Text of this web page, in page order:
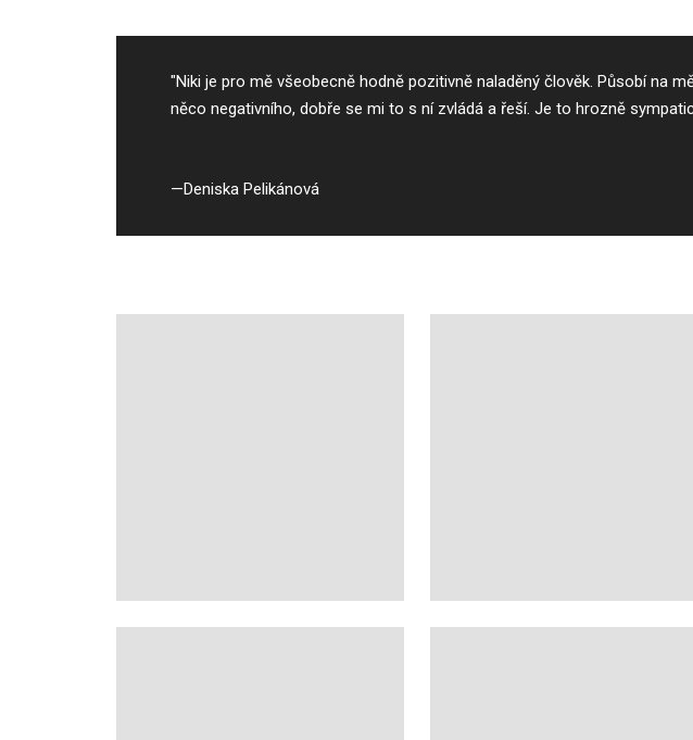
"Niki je pro mě všeobecně hodně pozitivně naladěný člověk. Působí na
něco negativního, dobře se mi to s ní zvládá a řeší. Je to hrozně
Deniska Pelikánová